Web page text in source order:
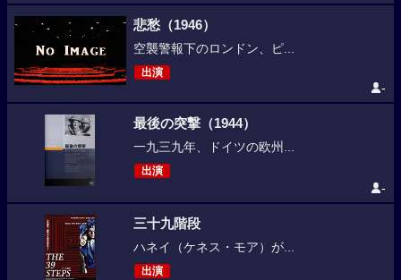
悲愁（1946）
空襲警報下のロンドン、ピ...
出演
-
最後の突撃（1944）
一九三九年、ドイツの欧州...
出演
-
三十九階段
ハネイ（ケネス・モア）が...
出演